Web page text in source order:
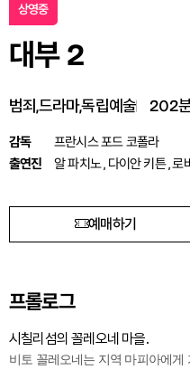
상영중
대부 2
범죄,드라마,독립예술 202
감독 프란시스 포드 코폴라
출연진 알 파치노 , 다이안 키튼 , 로
예매하기
프롤로그
시칠리섬의 꼴레오네 마을.
비토 꼴레오네는 지역 마피아에게